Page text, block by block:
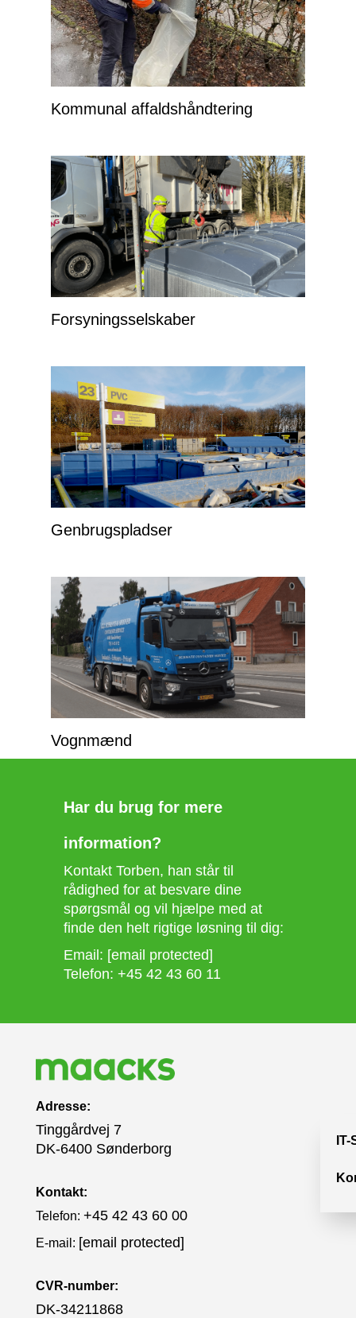
Kommunal affaldshåndtering
Forsyningsselskaber
Genbrugspladser
Vognmænd
Har du brug for mere
information?
Kontakt Torben, han står til
rådighed for at besvare dine
spørgsmål og vil hjælpe med at
finde den helt rigtige løsning til dig:
Email: [email protected]
Telefon: +45 42 43 60 11
Adresse:
Tinggårdvej 7
DK-6400 Sønderborg
Kontakt:
Telefon: +45 42 43 60 00
E-mail: [email protected]
CVR-number:
DK-34211868